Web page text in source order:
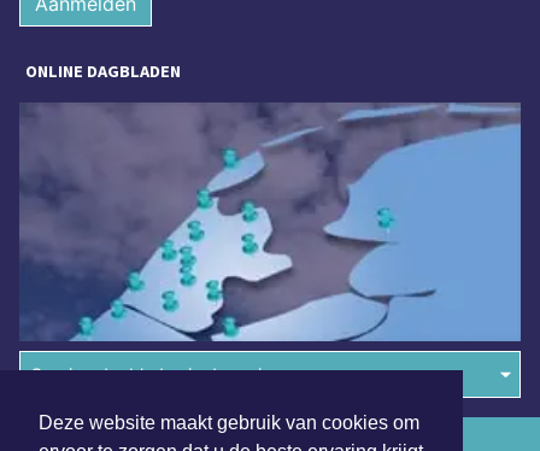
Deze website maakt gebruik van cookies om
ONLINE DAGBLADEN
Overige dagbladen in de regio